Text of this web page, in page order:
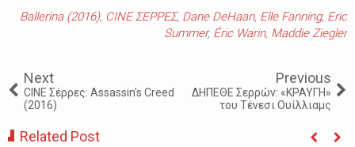
Ballerina (2016), CINE ΣΕΡΡΕΣ, Dane DeHaan, Elle Fanning, Eric
Summer, Éric Warin, Maddie Ziegler
Next
CINE Σέρρες: Assassin's Creed
(2016)
Previous
ΔΗΠΕΘΕ Σερρών: «ΚΡΑΥΓΗ»
του Τένεσι Ουίλλιαμς
Related Post